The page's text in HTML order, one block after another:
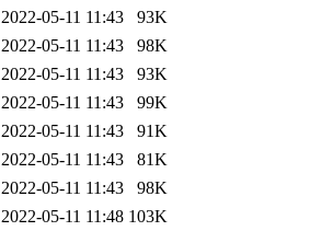
2022-05-11 11:43
93K
2022-05-11 11:43
98K
2022-05-11 11:43
93K
2022-05-11 11:43
99K
2022-05-11 11:43
91K
2022-05-11 11:43
81K
2022-05-11 11:43
98K
2022-05-11 11:48 103K